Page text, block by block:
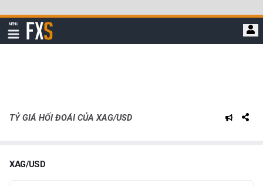
qua
đi
MENU
Hiển
thị
FXStreet
TỶ GIÁ HỐI ĐOÁI CỦA XAG/USD
XAG/USD